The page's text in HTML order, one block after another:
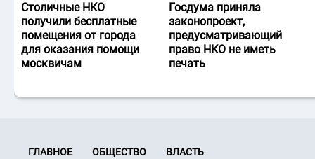
Столичные НКО
получили бесплатные
помещения от города
для оказания помощи
москвичам
Госдума приняла
законопроект,
предусматривающий
право НКО не иметь
печать
ГЛАВНОЕ ОБЩЕСТВО
ВЛАСТЬ